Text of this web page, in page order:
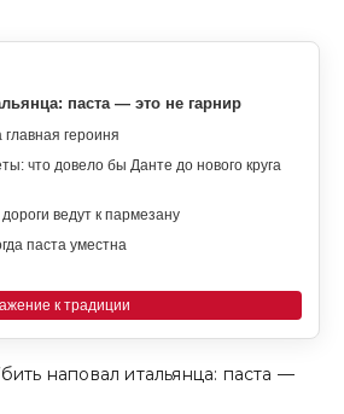
паста — это не гарнир
героиня
что довело бы Данте до нового круга
ведут к пармезану
паста уместна
к традиции
наповал итальянца: паста —